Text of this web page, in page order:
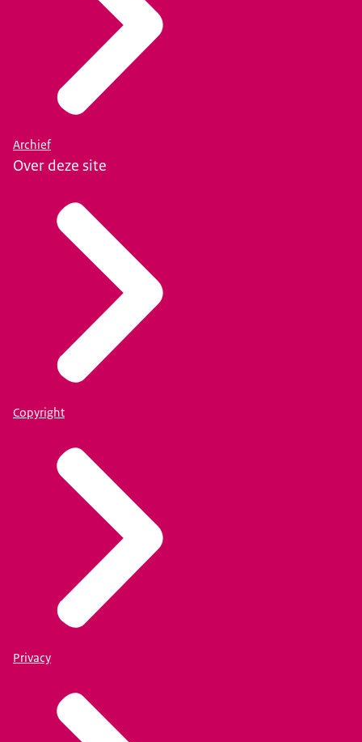
Archief
Over deze site
Copyright
Privacy